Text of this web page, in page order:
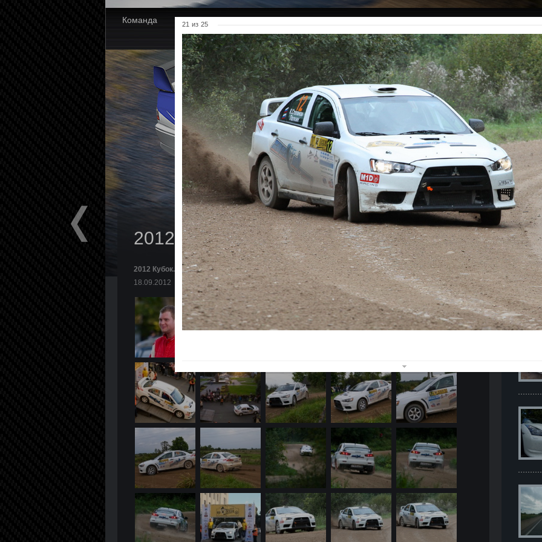
Команда Новости Партнеры Фото Видео Услуги Распродажа
2012 Кубок. Псков.
2012 Кубок. Псков.
18.09.2012
21 из 25